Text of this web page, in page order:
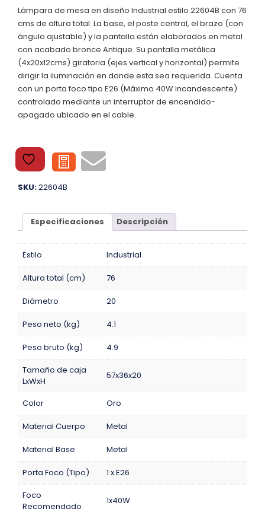
Lámpara de mesa en diseño Industrial estilo 22604B con 76
cms de altura total. La base, el poste central, el brazo (con
ángulo ajustable) y la pantalla están elaborados en metal
con acabado bronce Antique. Su pantalla metálica
(4x20x12cms) giratoria (ejes vertical y horizontal) permite
dirigir la iluminación en donde esta sea requerida. Cuenta
con un porta foco tipo E26 (Máximo 40W incandescente)
controlado mediante un interruptor de encendido-
apagado ubicado en el cable.
SKU:22604B
Especificaciones Descripción
Estilo Industrial
Altura total (cm) 76
Diámetro 20
Peso neto (kg) 4.1
Peso bruto (kg)
4.9
Tamaño de caja
LxWxH
57x36x20
Color Oro
Material Cuerpo Metal
Material Base Metal
Porta Foco (Tipo)
1 x E26
Foco
Recomendado
1x40W